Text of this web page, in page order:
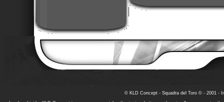
© KLD Concept - Squadra del Toro © - 2001 -